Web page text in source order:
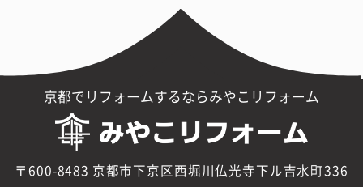
京都でリフォームするならみやこリフォーム
〒600-8483 京都市下京区西堀川仏光寺下ル吉水町336